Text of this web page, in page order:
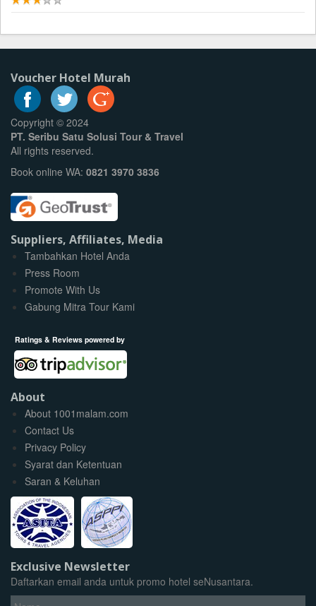
Voucher Hotel Murah
Copyright © 2024
PT. Seribu Satu Solusi Tour & Travel
All rights reserved.
Book online WA: 0821 3970 3836
Suppliers, Affiliates, Media
Tambahkan Hotel Anda
Press Room
Promote With Us
Gabung Mitra Tour Kami
Ratings & Reviews powered by
About
About 1001malam.com
Contact Us
Privacy Policy
Syarat dan Ketentuan
Saran & Keluhan
Exclusive Newsletter
Daftarkan email anda untuk promo hotel seNusantara.